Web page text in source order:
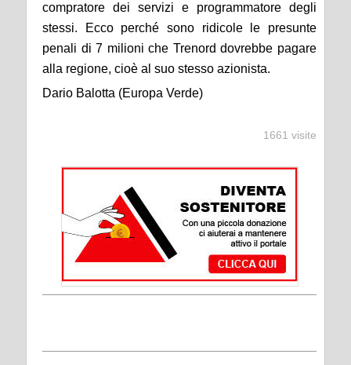
compratore dei servizi e programmatore degli
stessi. Ecco perché sono ridicole le presunte
penali di 7 milioni che Trenord dovrebbe pagare
alla regione, cioè al suo stesso azionista.
Dario Balotta (Europa Verde)
1661 visite